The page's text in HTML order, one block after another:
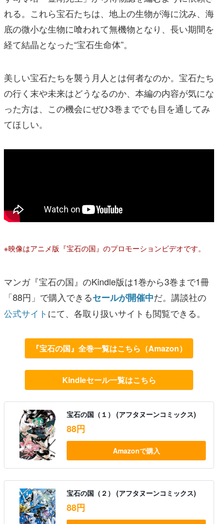
れる。これら宝石たちは、地上の生物が海に沈み、海
底の微小な生物に喰われて無機物となり、長い期間を
経て結晶となった“宝石生命体”。
美しい宝石たちを襲う月人とは何者なのか。宝石たち
の行く末や未来はどうなるのか、本編の内容が気にな
った方は、この機会にぜひ3巻まででも目を通してみ
てほしい。
※映像はアニメ版『宝石の国』のプロモーションビデオです。
マンガ『宝石の国』のKindle版は1巻から3巻まで1冊
「88円」で購入できるセールが開催中だ。講談社の
公式サイトにて、各取り扱いサイトも閲覧できる。
『宝石の国』全巻一覧はこちら（Amazon）
Kindleセール一覧はこちら
宝石の国（１） (アフタヌーンコミックス)
88円
Amazonで購入
宝石の国（２） (アフタヌーンコミックス)
88円